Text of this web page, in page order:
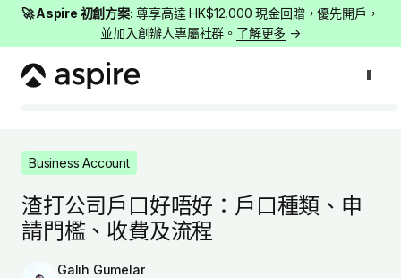
🚀 Aspire 初創方案: 尊享高達 HK$12,000 現金回贈，優先開戶，
並加入創辦人專屬社群。 了解更多 →
Business Account 渣打公司戶口好唔好：戶口種類、申請門檻、收費及流程
Business Account
渣打公司戶口好唔好：戶口種類、申
請門檻、收費及流程
Galih Gumelar